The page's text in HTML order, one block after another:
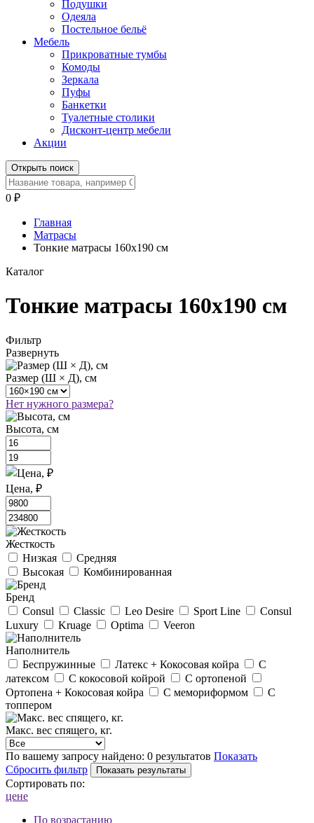
Подушки
Одеяла
Постельное бельё
Мебель
Прикроватные тумбы
Комоды
Зеркала
Пуфы
Банкетки
Туалетные столики
Дисконт-центр мебели
Акции
Открыть поиск
0 ₽
Главная
Матрасы
Тонкие матрасы 160х190 см
Каталог
Тонкие матрасы 160х190 см
Фильтр
Развернуть
Размер (Ш × Д), см
Нет нужного размера?
Высота, см
Цена, ₽
Жесткость
Низкая
Средняя
Высокая
Комбинированная
Бренд
Consul
Classic Leo Desire Sport Line
Consul
Luxury
Kruage Optima Veeron
Наполнитель
Беспружинные
Латекс + Кокосовая койра
С
латексом
С кокосовой койрой
С ортопеной
Ортопена + Кокосовая койра
С мемориформом
С
топпером
Макс. вес спящего, кг.
По вашему запросу найдено: 0 результатов Показать
Сбросить фильтр
Сортировать по:
цене
По возрастанию